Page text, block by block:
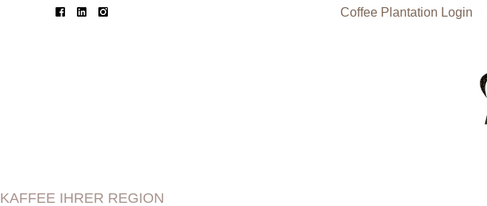
Coffee Plantation Login
KAFFEE IHRER REGION